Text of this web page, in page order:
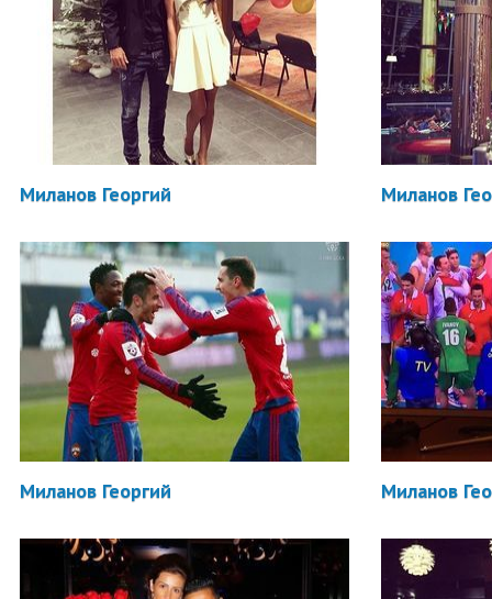
Миланов Георгий Миланов
Миланов Георгий Миланов